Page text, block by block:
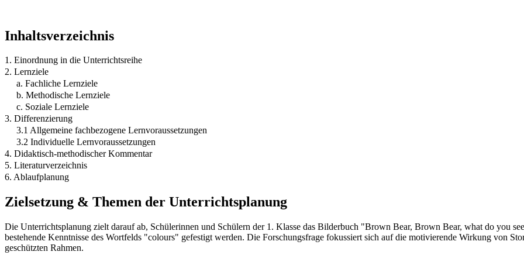
Inhaltsverzeichnis
1. Einordnung in die Unterrichtsreihe
2. Lernziele
a. Fachliche Lernziele
b. Methodische Lernziele
c. Soziale Lernziele
3. Differenzierung
3.1 Allgemeine fachbezogene Lernvoraussetzungen
3.2 Individuelle Lernvoraussetzungen
4. Didaktisch-methodischer Kommentar
5. Literaturverzeichnis
6. Ablaufplanung
Zielsetzung & Themen der Unterrichtsplanung
Die Unterrichtsplanung zielt darauf ab, Schülerinnen und Schülern der 1. Klasse das Bilderbuch "Brown Bear, Brown Bear, what do you
bestehende Kenntnisse des Wortfelds "colours" gefestigt werden. Die Forschungsfrage fokussiert sich auf die motivierende Wirkung von
geschützten Rahmen.